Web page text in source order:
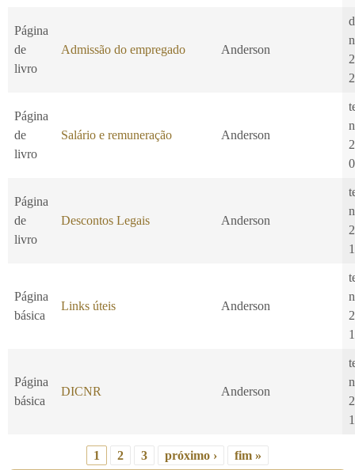
Página
de
livro
Admissão do empregado Anderson
Página
de
livro
Salário e remuneração Anderson
Página
de
livro
Descontos Legais Anderson
Página
básica
Links úteis Anderson
Página
básica
DICNR Anderson
1 2 3 próximo › fim »